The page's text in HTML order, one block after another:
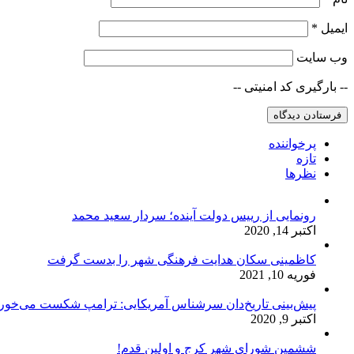
ایمیل *
وب‌ سایت
-- بارگیری کد امنیتی --
پرخواننده
تازه
نظرها
رونمایی از رییس دولت آینده؛ سردار سعید محمد
اکتبر 14, 2020
کاظمینی سکان هدایت فرهنگی شهر را بدست گرفت
فوریه 10, 2021
پیش‌بینی تاریخ‌دان سرشناس آمریکایی: ترامپ شکست
اکتبر 9, 2020
ششمین شورای شهر کرج و اولین قدم!